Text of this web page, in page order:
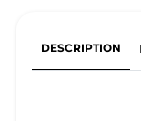
DESCRIPTION